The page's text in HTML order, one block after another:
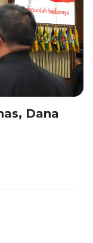
Dana